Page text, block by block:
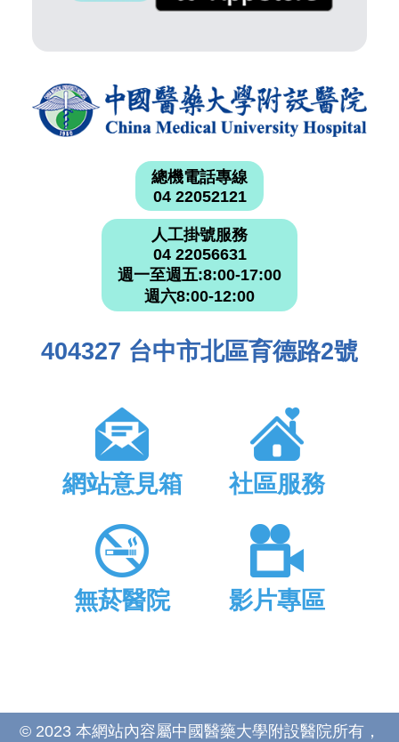
總機電話專線
04 22052121
人工掛號服務
04 22056631
週一至週五:8:00-17:00
週六8:00-12:00
404327 台中市北區育德路2號
網站意見箱 社區服務
無菸醫院 影片專區
© 2023 本網站內容屬中國醫藥大學附設醫院所有，